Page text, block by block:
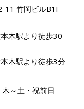
11 竹岡ビルB1F
木駅より徒歩30
木駅より徒歩3分
～土・祝前日